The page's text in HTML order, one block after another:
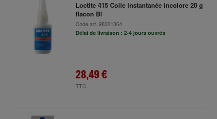
Loctite 415 Colle instantanée incolore 20 g
flacon Bl
Code art. 98321364
Délai de livraison : 2-4 jours ouvrés
28,49 €
TTC